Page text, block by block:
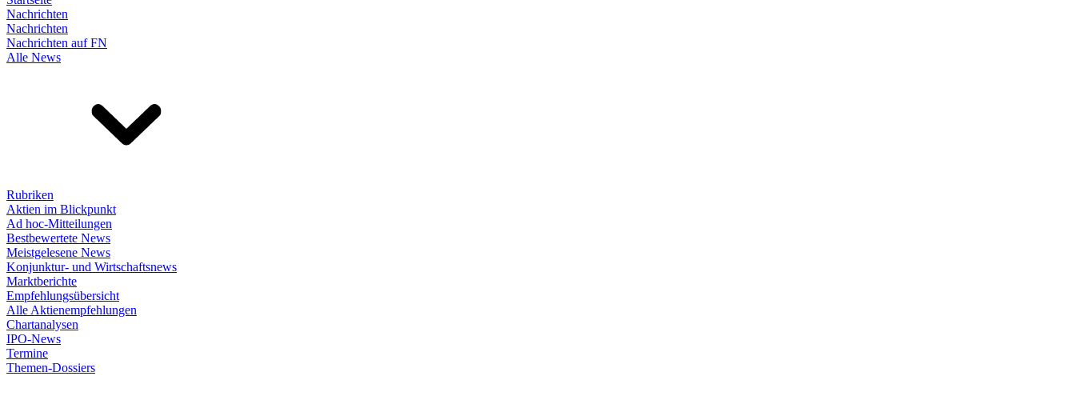
Nachrichten
Nachrichten
Nachrichten auf FN
Alle News
Rubriken
Aktien im Blickpunkt
Ad hoc-Mitteilungen
Bestbewertete News
Meistgelesene News
Konjunktur- und Wirtschaftsnews
Marktberichte
Empfehlungsübersicht
Alle Aktienempfehlungen
Chartanalysen
IPO-News
Termine
Themen-Dossiers